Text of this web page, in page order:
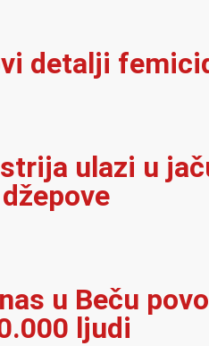
detalji
ulazi u
u Beču
ljudi